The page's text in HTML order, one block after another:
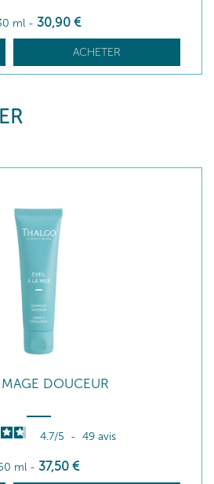
ml - 30,90 €
ACHETER
DOUCEUR
4.7/5 - 49 avis
ml - 37,50 €